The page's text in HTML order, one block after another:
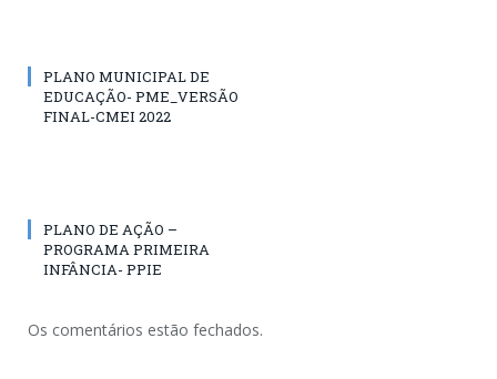
PLANO MUNICIPAL DE
EDUCAÇÃO- PME_VERSÃO
FINAL-CMEI 2022
PLANO DE AÇÃO –
PROGRAMA PRIMEIRA
INFÂNCIA- PPIE
Os comentários estão fechados.